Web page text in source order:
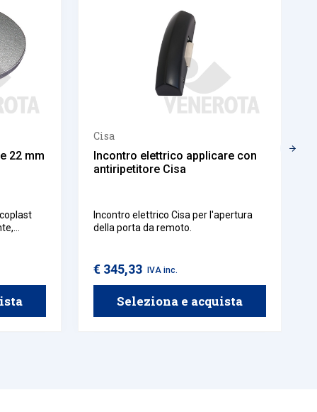
22 mm
Cisa
Incontro elettrico applicare con
antiripetitore Cisa
Incontro elettrico Cisa per l'apertura
della porta da remoto.
€ 345,33 IVA inc.
Seleziona e acquista